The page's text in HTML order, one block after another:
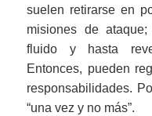
suelen retirarse en
misiones de
fluido y hasta
Entonces, pueden
responsabilidades.
“una vez y no más”.